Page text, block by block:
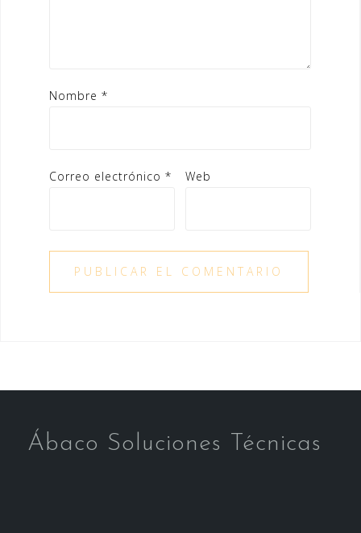
Nombre *
Correo electrónico * Web
Ábaco Soluciones Técnicas